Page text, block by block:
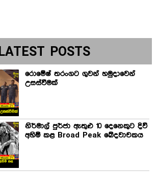
LATEST POSTS
රොමේෂ් තරංගට ගුවන් හමුදාවෙන්
උසස්වීමක්
නිර්මාල් පුර්ජා ඇතුළු 10 දෙනෙකුට දිවි
අහිමි කළ Broad Peak ඛේදවාචකය